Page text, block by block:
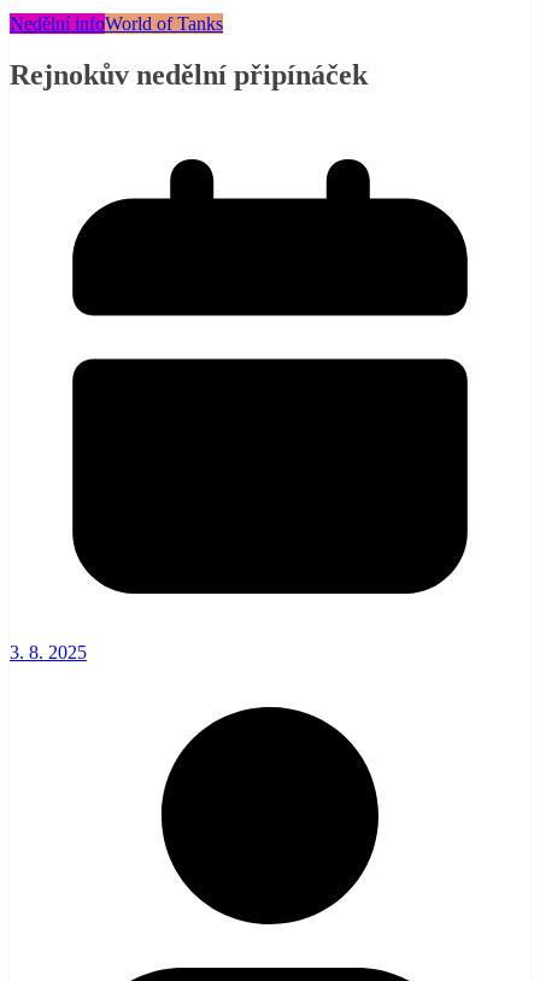
Nedělní infoWorld of Tanks
Rejnokův nedělní připínáček
3. 8. 2025